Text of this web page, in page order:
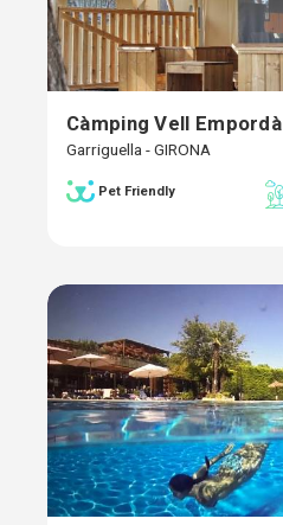
Càmping Vell Empordà
Garriguella - GIRONA
Pet Friendly